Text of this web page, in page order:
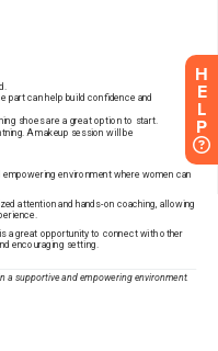
H
E
L
P